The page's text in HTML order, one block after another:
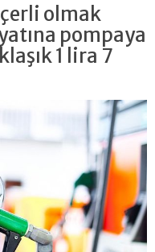
olmak
pompaya
1 lira 7